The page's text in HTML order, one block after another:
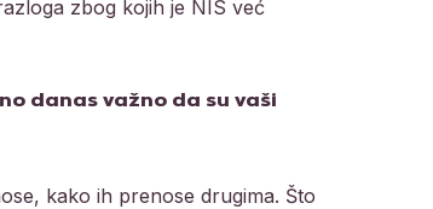
zbog kojih je NIS već
danas važno da su vaši
kako ih prenose drugima. Što